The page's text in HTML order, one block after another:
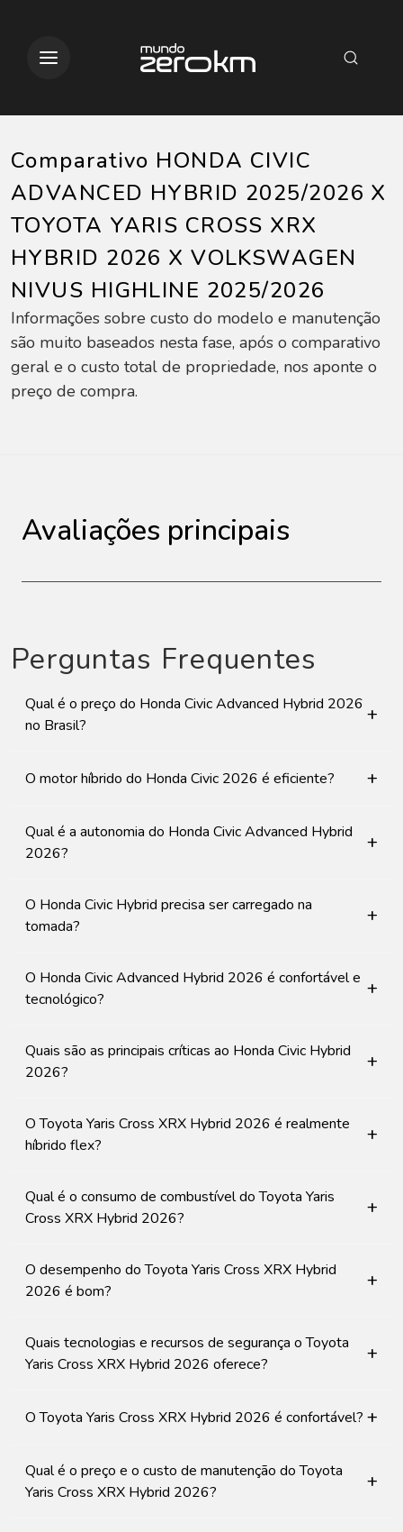
Comparativo HONDA CIVIC
ADVANCED HYBRID 2025/2026 X
TOYOTA YARIS CROSS XRX
HYBRID 2026 X VOLKSWAGEN
NIVUS HIGHLINE 2025/2026
Informações sobre custo do modelo e manutenção
são muito baseados nesta fase, após o comparativo
geral e o custo total de propriedade, nos aponte o
preço de compra.
Avaliações principais
Perguntas Frequentes
Qual é o preço do Honda Civic Advanced Hybrid 2026
no Brasil?
+
O motor híbrido do Honda Civic 2026 é eficiente? +
Qual é a autonomia do Honda Civic Advanced Hybrid
2026?
+
O Honda Civic Hybrid precisa ser carregado na
tomada?
+
O Honda Civic Advanced Hybrid 2026 é confortável e
tecnológico?
+
Quais são as principais críticas ao Honda Civic Hybrid
2026?
+
O Toyota Yaris Cross XRX Hybrid 2026 é realmente
híbrido flex?
+
Qual é o consumo de combustível do Toyota Yaris
Cross XRX Hybrid 2026?
+
O desempenho do Toyota Yaris Cross XRX Hybrid
2026 é bom?
+
Quais tecnologias e recursos de segurança o Toyota
Yaris Cross XRX Hybrid 2026 oferece?
+
O Toyota Yaris Cross XRX Hybrid 2026 é confortável? +
Qual é o preço e o custo de manutenção do Toyota
Yaris Cross XRX Hybrid 2026?
+